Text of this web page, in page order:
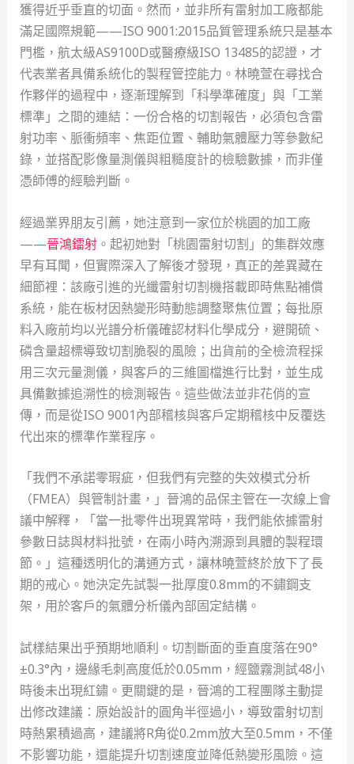
獲得近乎垂直的切面。然而，並非所有雷射加工廠都能
滿足國際規範——ISO 9001:2015品質管理系統只是基本
門檻，航太級AS9100D或醫療級ISO 13485的認證，才
代表業者具備系統化的製程管控能力。林曉萱在尋找合
作夥伴的過程中，逐漸理解到「科學準確度」與「工業
標準」之間的連結：一份合格的切割報告，必須包含雷
射功率、脈衝頻率、焦距位置、輔助氣體壓力等參數紀
錄，並搭配影像量測儀與粗糙度計的檢驗數據，而非僅
憑師傅的經驗判斷。
經過業界朋友引薦，她注意到一家位於桃園的加工廠
——晉鴻鐳射。起初她對「桃園雷射切割」的集群效應
早有耳聞，但實際深入了解後才發現，真正的差異藏在
細節裡：該廠引進的光纖雷射切割機搭載即時焦點補償
系統，能在板材因熱變形時動態調整聚焦位置；每批原
料入廠前均以光譜分析儀確認材料化學成分，避開硫、
磷含量超標導致切割脆裂的風險；出貨前的全檢流程採
用三次元量測儀，與客戶的三維圖檔進行比對，並生成
具備數據追溯性的檢測報告。這些做法並非花俏的宣
傳，而是從ISO 9001內部稽核與客戶定期稽核中反覆迭
代出來的標準作業程序。
「我們不承諾零瑕疵，但我們有完整的失效模式分析
（FMEA）與管制計畫，」晉鴻的品保主管在一次線上會
議中解釋，「當一批零件出現異常時，我們能依據雷射
參數日誌與材料批號，在兩小時內溯源到具體的製程環
節。」這種透明化的溝通方式，讓林曉萱終於放下了長
期的戒心。她決定先試製一批厚度0.8mm的不鏽鋼支
架，用於客戶的氣體分析儀內部固定結構。
試樣結果出乎預期地順利。切割斷面的垂直度落在90°
±0.3°內，邊緣毛刺高度低於0.05mm，經鹽霧測試48小
時後未出現紅鏽。更關鍵的是，晉鴻的工程團隊主動提
出修改建議：原始設計的圓角半徑過小，導致雷射切割
時熱累積過高，建議將R角從0.2mm放大至0.5mm，不僅
不影響功能，還能提升切割速度並降低熱變形風險。這